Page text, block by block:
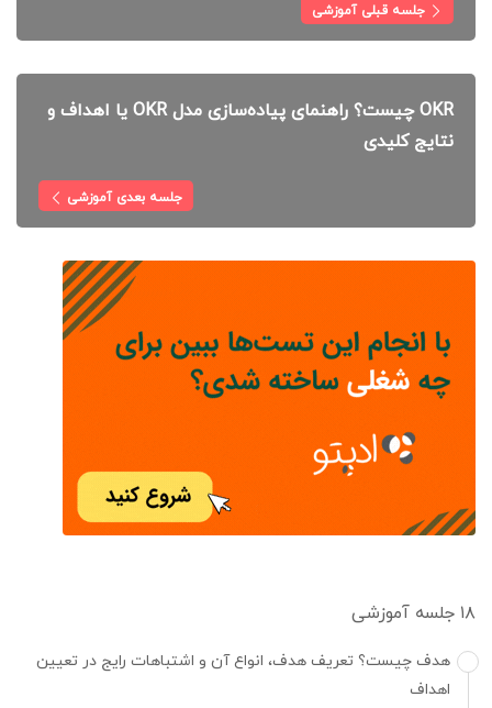
جلسه قبلی آموزشی
OKR چیست؟ راهنمای پیاده‌سازی مدل OKR یا اهداف و
نتایج کلیدی
جلسه بعدی آموزشی
۱۸ جلسه آموزشی
هدف چیست؟ تعریف هدف، انواع آن و اشتباهات رایج در تعیین
اهداف